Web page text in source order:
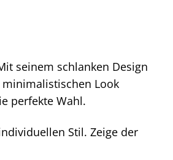
seinem schlanken Design
Look
perfekte Wahl.
Stil. Zeige der